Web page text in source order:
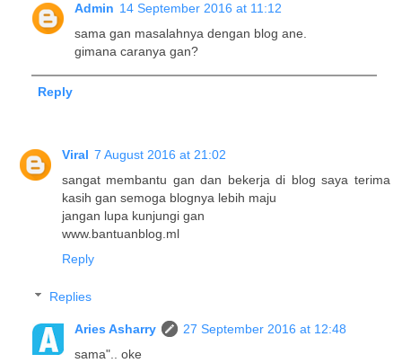
Admin 14 September 2016 at 11:12
sama gan masalahnya dengan blog ane.
gimana caranya gan?
Reply
Viral 7 August 2016 at 21:02
sangat membantu gan dan bekerja di blog saya terima
kasih gan semoga blognya lebih maju
jangan lupa kunjungi gan
www.bantuanblog.ml
Reply
Replies
Aries Asharry
27 September 2016 at 12:48
sama".. oke